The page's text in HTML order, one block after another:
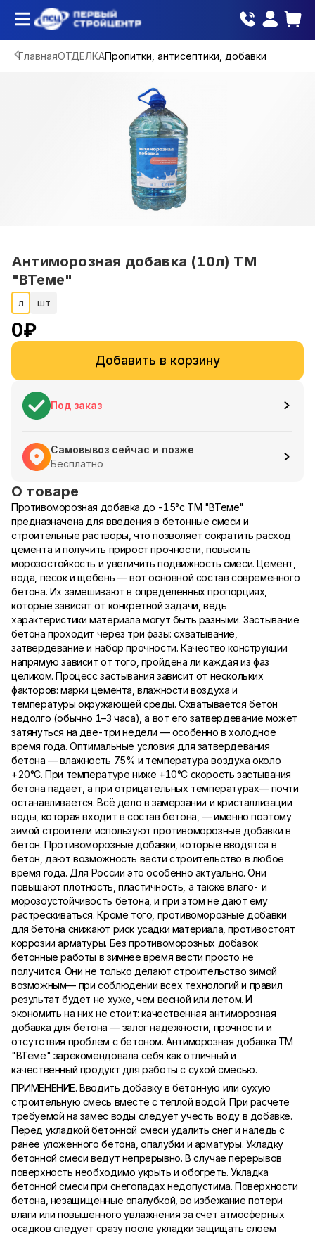
ГлавнаяОТДЕЛКАПропитки, антисептики, добавки
Антиморозная добавка (10л) ТМ
"ВТеме"
л шт
0₽
Добавить в корзину
Под заказ
Самовывоз сейчас и позже
Бесплатно
О товаре
Противоморозная добавка до -15°с ТМ "ВТеме"
предназначена для введения в бетонные смеси и
строительные растворы, что позволяет сократить расход
цемента и получить прирост прочности, повысить
морозостойкость и увеличить подвижность смеси. Цемент,
вода, песок и щебень — вот основной состав современного
бетона. Их замешивают в определенных пропорциях,
которые зависят от конкретной задачи, ведь
характеристики материала могут быть разными. Застывание
бетона проходит через три фазы: схватывание,
затвердевание и набор прочности. Качество конструкции
напрямую зависит от того, пройдена ли каждая из фаз
целиком. Процесс застывания зависит от нескольких
факторов: марки цемента, влажности воздуха и
температуры окружающей среды. Схватывается бетон
недолго (обычно 1–3 часа), а вот его затвердевание может
затянуться на две-три недели — особенно в холодное
время года. Оптимальные условия для затвердевания
бетона — влажность 75% и температура воздуха около
+20°C. При температуре ниже +10°C скорость застывания
бетона падает, а при отрицательных температурах— почти
останавливается. Всё дело в замерзании и кристаллизации
воды, которая входит в состав бетона, — именно поэтому
зимой строители используют противоморозные добавки в
бетон. Противоморозные добавки, которые вводятся в
бетон, дают возможность вести строительство в любое
время года. Для России это особенно актуально. Они
повышают плотность, пластичность, а также влаго- и
морозоустойчивость бетона, и при этом не дают ему
растрескиваться. Кроме того, противоморозные добавки
для бетона снижают риск усадки материала, противостоят
коррозии арматуры. Без противоморозных добавок
бетонные работы в зимнее время вести просто не
получится. Они не только делают строительство зимой
возможным— при соблюдении всех технологий и правил
результат будет не хуже, чем весной или летом. И
экономить на них не стоит: качественная антиморозная
добавка для бетона — залог надежности, прочности и
отсутствия проблем с бетоном. Антиморозная добавка ТМ
"ВТеме" зарекомендовала себя как отличный и
качественный продукт для работы с сухой смесью.
ПРИМЕНЕНИЕ. Вводить добавку в бетонную или сухую
строительную смесь вместе с теплой водой. При расчете
требуемой на замес воды следует учесть воду в добавке.
Перед укладкой бетонной смеси удалить снег и наледь с
ранее уложенного бетона, опалубки и арматуры. Укладку
бетонной смеси ведут непрерывно. В случае перерывов
поверхность необходимо укрыть и обогреть. Укладка
бетонной смеси при снегопадах недопустима. Поверхности
бетона, незащищенные опалубкой, во избежание потери
влаги или повышенного увлажнения за счет атмосферных
осадков следует сразу после укладки защищать слоем